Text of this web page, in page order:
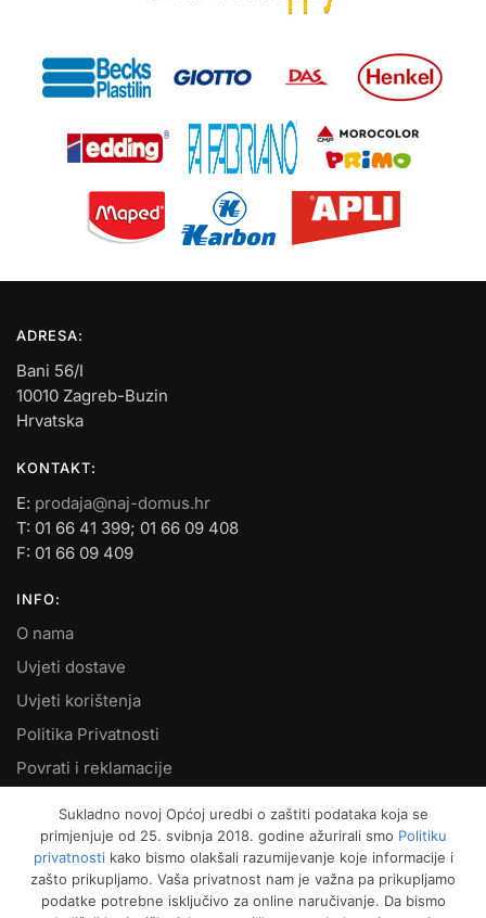
ADRESA:
Bani 56/I
10010 Zagreb-Buzin
Hrvatska
KONTAKT:
E: prodaja@naj-domus.hr
T: 01 66 41 399; 01 66 09 408
F: 01 66 09 409
INFO:
O nama
Uvjeti dostave
Uvjeti korištenja
Politika Privatnosti
Povrati i reklamacije
MOJ RAČUN:
Moje narudžbe
Sukladno novoj Općoj uredbi o zaštiti podataka koja se
primjenjuje od 25. svibnja 2018. godine ažurirali smo Politiku
privatnostikako bismo olakšali razumijevanje koje informacije i
zašto prikupljamo. Vaša privatnost nam je važna pa prikupljamo
podatke potrebne isključivo za online naručivanje. Da bismo